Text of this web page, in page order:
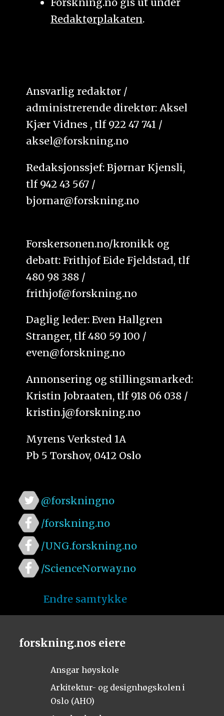
Redaktørplakaten.
Ansvarlig redaktør /
administrerende direktør: Aksel
Kjær Vidnes , tlf 922 47 741 /
aksel@forskning.no
Redaksjonssjef: Bjørnar Kjensli,
tlf 942 43 567 /
bjornar@forskning.no
Forskersonen.no/kronikk og
debatt: Frithjof Eide Fjeldstad, tlf
480 98 388 /
frithjof@forskning.no
Daglig leder: Even Hallgren
Stranger, tlf 480 59 100 /
even@forskning.no
Annonsering og stillingsmarked:
Kristin Jobraaten, tlf 918 06 038 /
kristin.j@forskning.no
Myrens Verksted 1A
Pb 5 Torshov, 0412 Oslo
@forskningno
/forskning.no
/UNG.forskning.no
/ScienceNorway.no
Endre samtykke
forskning.nos eiere
Ansgar høyskole
Arkitektur- og designhøgskolen i
Oslo (AHO)